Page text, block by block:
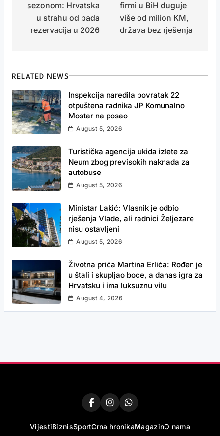
sezonom: Hrvatska
u strahu od pada
rezervacija u 2026
firmi u BiH duguje
više od milion KM,
država bez rješenja
RELATED NEWS
Inspekcija naredila povratak 22
otpuštena radnika JP Komunalno
Mostar na posao
August 5, 2026
Turistička agencija ukida izlete za
Neum zbog previsokih naknada za
autobuse
August 5, 2026
Ministar Lakić: Vlasnik je odbio
rješenja Vlade, ali radnici Željezare
nisu ostavljeni
August 5, 2026
Životna priča Martina Erlića: Rođen je
u štali i skupljao boce, a danas igra za
Hrvatsku i ima luksuznu vilu
August 4, 2026
VijestiBiznisSportCrna hronikaMagazinO nama